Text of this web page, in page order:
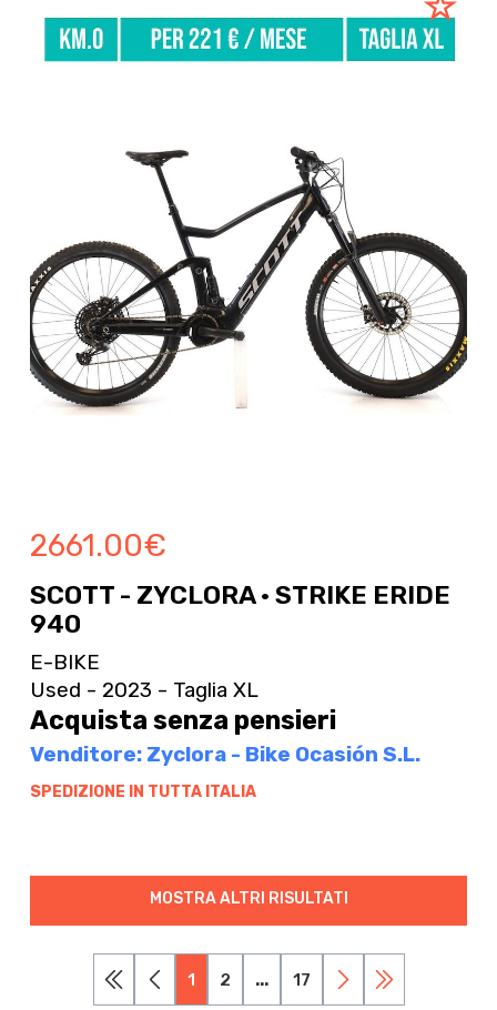
2661.00€
SCOTT - ZYCLORA · STRIKE ERIDE
940
E-BIKE
Used - 2023 - Taglia XL
Acquista senza pensieri
Venditore: Zyclora - Bike Ocasión S.L.
SPEDIZIONE IN TUTTA ITALIA
MOSTRA ALTRI RISULTATI
1 2 ... 17